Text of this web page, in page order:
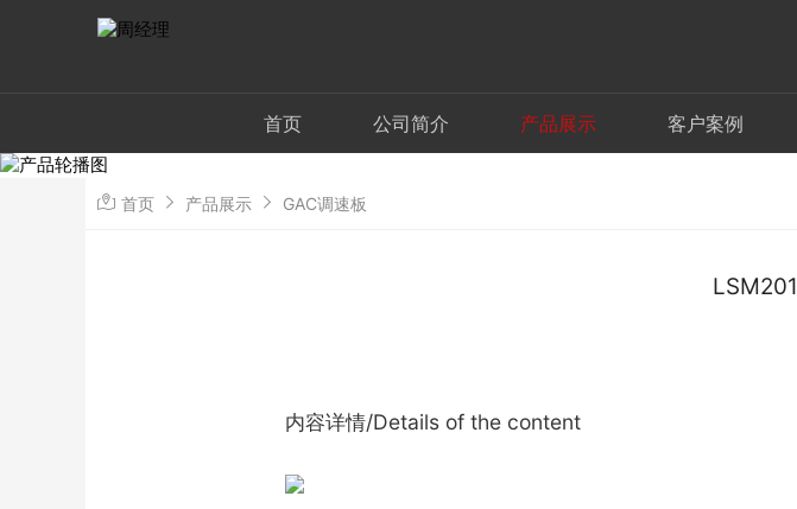
首页 公司简介 产品展示 客户案例
首页 产品展示 GAC调速板
LSM201
内容详情/Details of the content